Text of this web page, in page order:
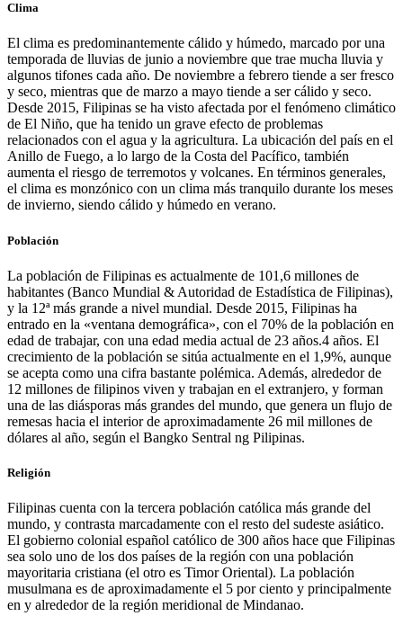
Clima
El clima es predominantemente cálido y húmedo, marcado por una
temporada de lluvias de junio a noviembre que trae mucha lluvia y
algunos tifones cada año. De noviembre a febrero tiende a ser fresco
y seco, mientras que de marzo a mayo tiende a ser cálido y seco.
Desde 2015, Filipinas se ha visto afectada por el fenómeno climático
de El Niño, que ha tenido un grave efecto de problemas
relacionados con el agua y la agricultura. La ubicación del país en el
Anillo de Fuego, a lo largo de la Costa del Pacífico, también
aumenta el riesgo de terremotos y volcanes. En términos generales,
el clima es monzónico con un clima más tranquilo durante los meses
de invierno, siendo cálido y húmedo en verano.
Población
La población de Filipinas es actualmente de 101,6 millones de
habitantes (Banco Mundial & Autoridad de Estadística de Filipinas),
y la 12ª más grande a nivel mundial. Desde 2015, Filipinas ha
entrado en la «ventana demográfica», con el 70% de la población en
edad de trabajar, con una edad media actual de 23 años.4 años. El
crecimiento de la población se sitúa actualmente en el 1,9%, aunque
se acepta como una cifra bastante polémica. Además, alrededor de
12 millones de filipinos viven y trabajan en el extranjero, y forman
una de las diásporas más grandes del mundo, que genera un flujo de
remesas hacia el interior de aproximadamente 26 mil millones de
dólares al año, según el Bangko Sentral ng Pilipinas.
Religión
Filipinas cuenta con la tercera población católica más grande del
mundo, y contrasta marcadamente con el resto del sudeste asiático.
El gobierno colonial español católico de 300 años hace que Filipinas
sea solo uno de los dos países de la región con una población
mayoritaria cristiana (el otro es Timor Oriental). La población
musulmana es de aproximadamente el 5 por ciento y principalmente
en y alrededor de la región meridional de Mindanao.